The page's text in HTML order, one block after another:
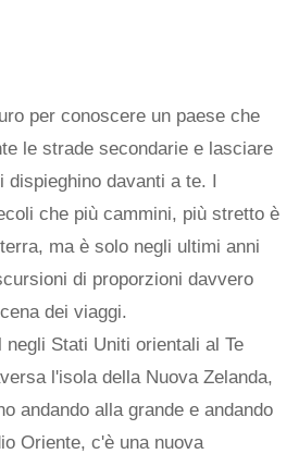
per conoscere un paese che
le strade secondarie e lasciare
dispieghino davanti a te. I
che più cammini, più stretto è
ma è solo negli ultimi anni
di proporzioni davvero
dei viaggi.
negli Stati Uniti orientali al Te
l'isola della Nuova Zelanda,
andando alla grande e andando
Oriente, c'è una nuova